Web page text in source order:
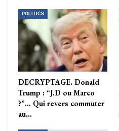
POLITICS
DECRYPTAGE. Donald
Trump : “J.D ou Marco
?”… Qui revers commuter
au…